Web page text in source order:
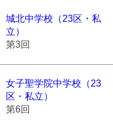
城北中学校（23区・私
立）
第3回
女子聖学院中学校（23
区・私立）
第6回